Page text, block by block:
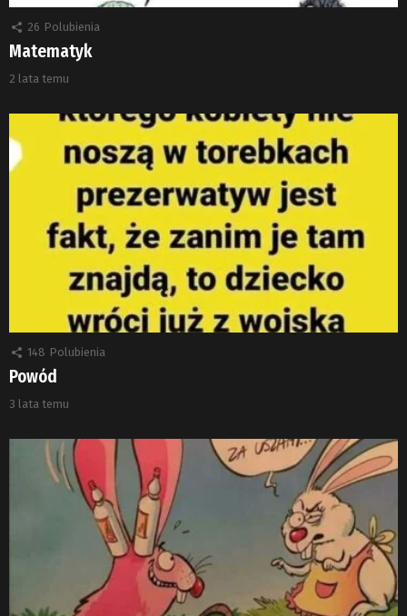
26 Polubienia
Matematyk
2 lata temu
148 Polubienia
Powód
3 lata temu